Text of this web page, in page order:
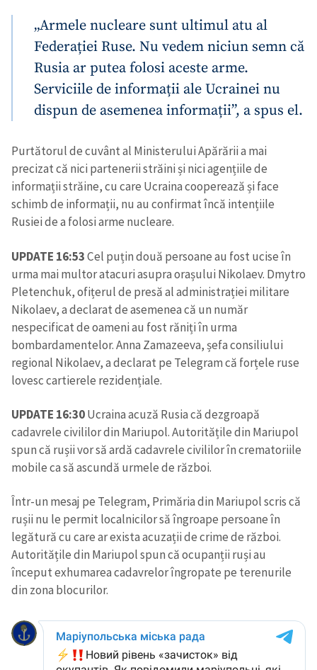
„Armele nucleare sunt ultimul atu al
Federației Ruse. Nu vedem niciun semn că
Rusia ar putea folosi aceste arme.
Serviciile de informații ale Ucrainei nu
dispun de asemenea informații”, a spus el.
Purtătorul de cuvânt al Ministerului Apărării a mai
precizat că nici partenerii străini și nici agențiile de
informații străine, cu care Ucraina cooperează și face
schimb de informații, nu au confirmat încă intențiile
Rusiei de a folosi arme nucleare.
UPDATE 16:53Cel puțin două persoane au fost ucise în
urma mai multor atacuri asupra orașului Nikolaev. Dmytro
Pletenchuk, ofițerul de presă al administrației militare
Nikolaev, a declarat de asemenea că un număr
nespecificat de oameni au fost răniți în urma
bombardamentelor. Anna Zamazeeva, șefa consiliului
regional Nikolaev, a declarat pe Telegram că forțele ruse
lovesc cartierele rezidențiale.
UPDATE 16:30Ucraina acuză Rusia că dezgroapă
cadavrele civililor din Mariupol. Autoritățile din Mariupol
spun că rușii vor să ardă cadavrele civililor în crematoriile
mobile ca să ascundă urmele de război.
Într-un mesaj pe Telegram, Primăria din Mariupol scris că
rușii nu le permit localnicilor să îngroape persoane în
legătură cu care ar exista acuzații de crime de război.
Autoritățile din Mariupol spun că ocupanții ruși au
început exhumarea cadavrelor îngropate pe terenurile
din zona blocurilor.